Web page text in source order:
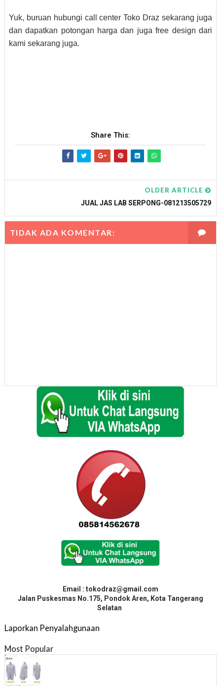
Yuk, buruan hubungi call center Toko Draz sekarang juga
dan dapatkan potongan harga dan juga free design dari
kami sekarang juga.
Share This:
OLDER ARTICLE
JUAL JAS LAB SERPONG-081213505729
TIDAK ADA KOMENTAR:
Email : tokodraz@gmail.com
Jalan Puskesmas No.175, Pondok Aren, Kota Tangerang
Selatan
Laporkan Penyalahgunaan
Most Popular